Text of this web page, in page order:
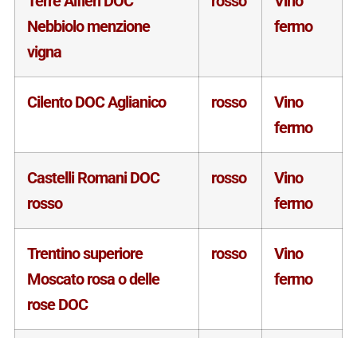
Nebbiolo menzione
vigna
fermo
Cilento DOC Aglianico rosso
Vino
fermo
Castelli Romani DOC
rosso
rosso
Vino
fermo
Trentino superiore
Moscato rosa o delle
rose DOC
rosso
Vino
fermo